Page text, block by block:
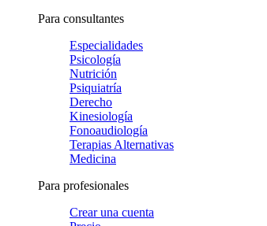
Para consultantes
Especialidades
Psicología
Nutrición
Psiquiatría
Derecho
Kinesiología
Fonoaudiología
Terapias Alternativas
Medicina
Para profesionales
Crear una cuenta